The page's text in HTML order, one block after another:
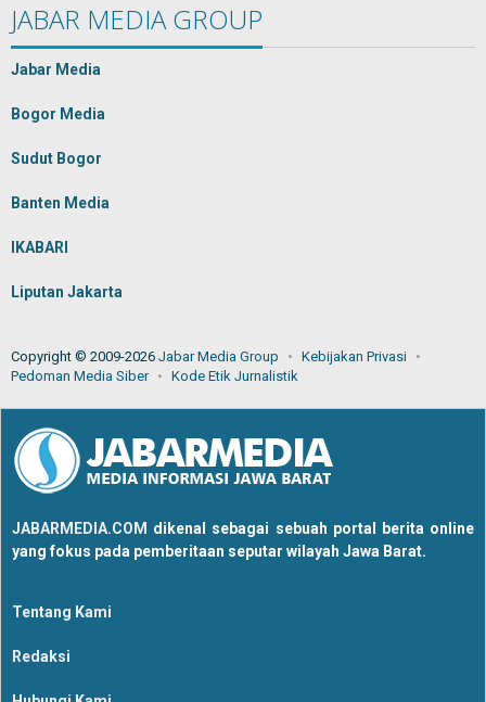
JABAR MEDIA GROUP
Jabar Media
Bogor Media
Sudut Bogor
Banten Media
IKABARI
Liputan Jakarta
Copyright © 2009-2026 Jabar Media Group
Kebijakan Privasi
Pedoman Media Siber
Kode Etik Jurnalistik
JABARMEDIA.COM dikenal sebagai sebuah portal berita online
yang fokus pada pemberitaan seputar wilayah Jawa Barat.
Tentang Kami
Redaksi